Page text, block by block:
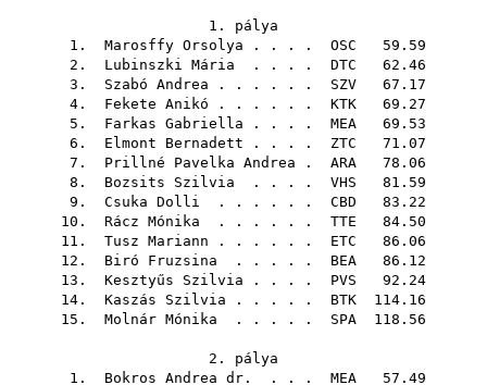
1. pálya
1. Marosffy Orsolya . . . . OSC 59.59
2. Lubinszki Mária . . . . DTC 62.46
3. Szabó Andrea . . . . . . SZV 67.17
4. Fekete Anikó . . . . . . KTK 69.27
5. Farkas Gabriella . . . . MEA 69.53
6. Elmont Bernadett . . . . ZTC 71.07
7. Prillné Pavelka Andrea . ARA 78.06
8. Bozsits Szilvia . . . . VHS 81.59
9. Csuka Dolli . . . . . . CBD 83.22
10. Rácz Mónika . . . . . . TTE 84.50
11. Tusz Mariann . . . . . . ETC 86.06
12. Biró Fruzsina . . . . . BEA 86.12
13. Kesztyűs Szilvia . . . . PVS 92.24
14. Kaszás Szilvia . . . . . BTK 114.16
15. Molnár Mónika . . . . . SPA 118.56
2. pálya
1. Bokros Andrea dr. . . . MEA 57.49